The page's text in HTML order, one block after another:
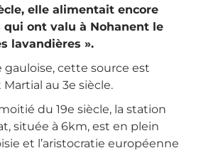
elle alimentait encore
ont valu à Nohanent le
lavandières ».
gauloise, cette source est
au 3e siècle.
du 19e siècle, la station
située à 6km, est en plein
et l’aristocratie européenne